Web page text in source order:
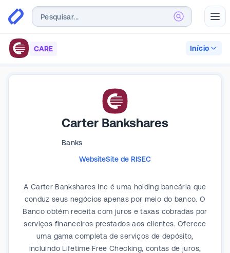
CARE Início
Carter Bankshares
Banks
WebsiteSite de RISEC
A Carter Bankshares Inc é uma holding bancária que
conduz seus negócios apenas por meio do banco. O
Banco obtém receita com juros e taxas cobradas por
serviços financeiros prestados aos clientes. Oferece
uma gama completa de serviços de depósito,
incluindo Lifetime Free Checking, contas de juros,